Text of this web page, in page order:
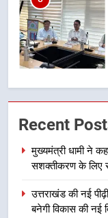
1
2
3
Recent
मुख्यमंत्री धामी ने
सशक्तीकरण के लिए
उत्तराखंड की नई
बनेगी विकास की नई